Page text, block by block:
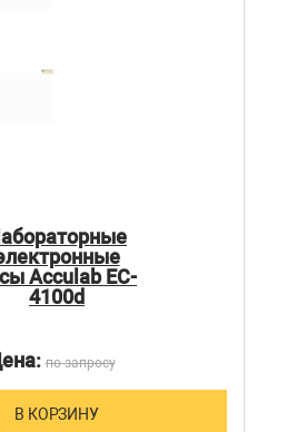
Acculab EC-
4100d
по запросу
В КОРЗИНУ